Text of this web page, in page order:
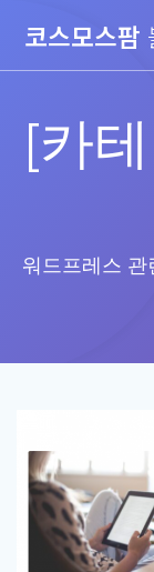
코스모스팜
[카
워드프레스